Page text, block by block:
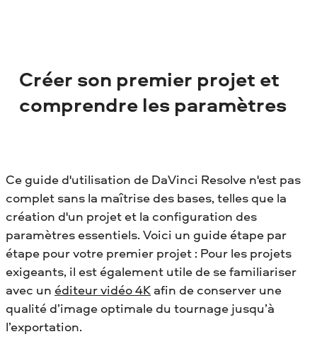
Créer son premier projet et
comprendre les paramètres
Ce guide d'utilisation de DaVinci Resolve n'est pas
complet sans la maîtrise des bases, telles que la
création d'un projet et la configuration des
paramètres essentiels. Voici un guide étape par
étape pour votre premier projet : Pour les projets
exigeants, il est également utile de se familiariser
avec un éditeur vidéo 4K afin de conserver une
qualité d’image optimale du tournage jusqu’à
l’exportation.